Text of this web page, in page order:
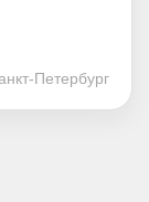
Петербург